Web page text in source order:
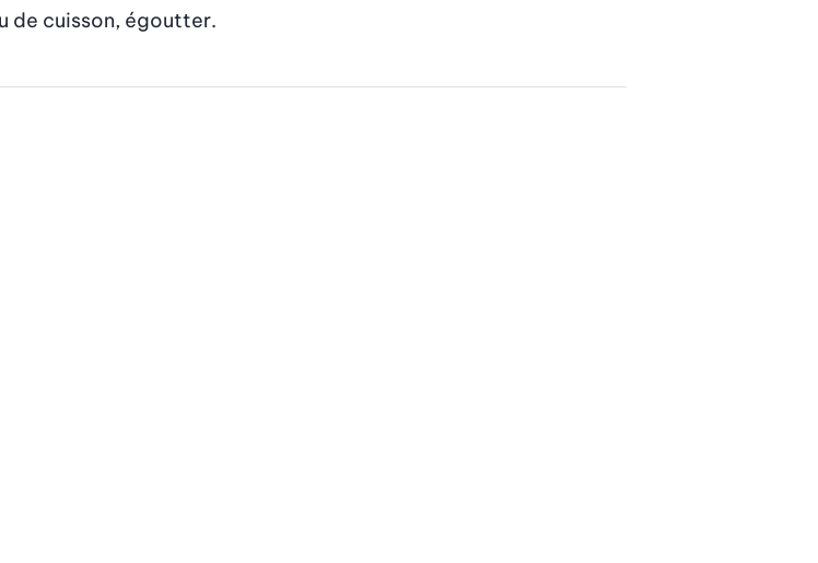
de cuisson, égoutter.